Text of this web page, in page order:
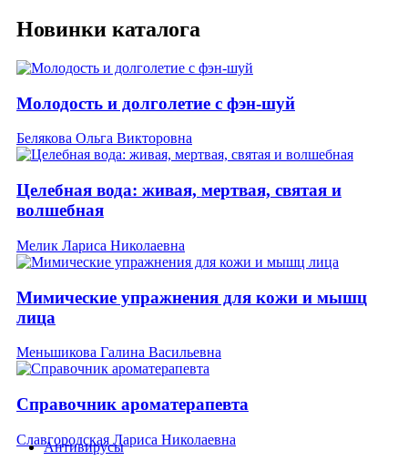
Новинки каталога
Молодость и долголетие с фэн-шуй
Белякова Ольга Викторовна
Целебная вода: живая, мертвая, святая и
волшебная
Мелик Лариса Николаевна
Мимические упражнения для кожи и мышц
лица
Меньшикова Галина Васильевна
Справочник ароматерапевта
Славгородская Лариса Николаевна
Антивирусы